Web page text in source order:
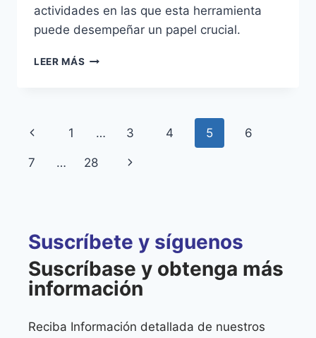
actividades en las que esta herramienta
puede desempeñar un papel crucial.
LEER MÁS
1 … 3 4 5 6
7 … 28
Suscríbete y síguenos
Suscríbase y obtenga más
información
Reciba Información detallada de nuestros